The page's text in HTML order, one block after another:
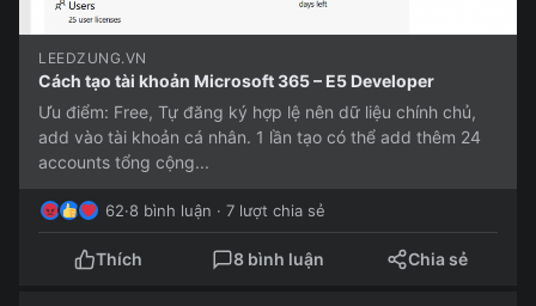
LEEDZUNG.VN
Cách tạo tài khoản Microsoft 365 – E5 Developer
Ưu điểm: Free, Tự đăng ký hợp lệ nên dữ liệu chính chủ,
add vào tài khoản cá nhân. 1 lần tạo có thể add thêm 24
accounts tổng cộng...
62·8 bình luận · 7 lượt chia sẻ
Thích 8 bình luận Chia sẻ